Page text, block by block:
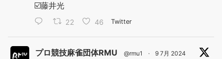
☑️藤井光
22 46 Twitter
プロ競技麻雀団体RMU @rmu1 · 9 7月 2024